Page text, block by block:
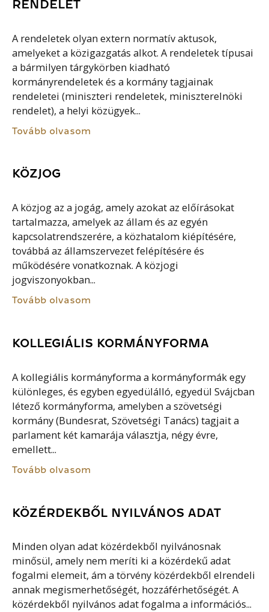
RENDELET
A rendeletek olyan extern normatív aktusok,
amelyeket a közigazgatás alkot. A rendeletek típusai
a bármilyen tárgykörben kiadható
kormányrendeletek és a kormány tagjainak
rendeletei (miniszteri rendeletek, miniszterelnöki
rendelet), a helyi közügyek...
Tovább olvasom
KÖZJOG
A közjog az a jogág, amely azokat az előírásokat
tartalmazza, amelyek az állam és az egyén
kapcsolatrendszerére, a közhatalom kiépítésére,
továbbá az államszervezet felépítésére és
működésére vonatkoznak. A közjogi
jogviszonyokban...
Tovább olvasom
KOLLEGIÁLIS KORMÁNYFORMA
A kollegiális kormányforma a kormányformák egy
különleges, és egyben egyedülálló, egyedül Svájcban
létező kormányforma, amelyben a szövetségi
kormány (Bundesrat, Szövetségi Tanács) tagjait a
parlament két kamarája választja, négy évre,
emellett...
Tovább olvasom
KÖZÉRDEKBŐL NYILVÁNOS ADAT
Minden olyan adat közérdekből nyilvánosnak
minősül, amely nem meríti ki a közérdekű adat
fogalmi elemeit, ám a törvény közérdekből elrendeli
annak megismerhetőségét, hozzáférhetőségét. A
közérdekből nyilvános adat fogalma a információs...